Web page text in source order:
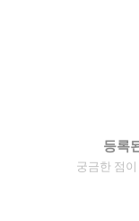
등록
궁금한 점